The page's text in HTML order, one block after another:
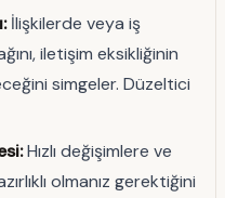
İlişkilerde veya iş
iletişim eksikliğinin
simgeler. Düzeltici
Hızlı değişimlere ve
olmanız gerektiğini